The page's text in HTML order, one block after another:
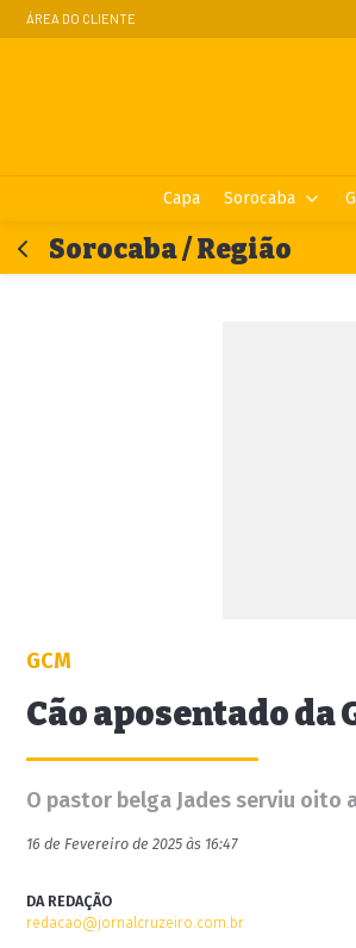
ÁREA DO CLIENTE
Capa Sorocaba
Sorocaba / Região
GCM
Cão aposentado da
O pastor belga Jades serviu oito
16 de Fevereiro de 2025 às 16:47
DA REDAÇÃO
redacao@jornalcruzeiro.com.br